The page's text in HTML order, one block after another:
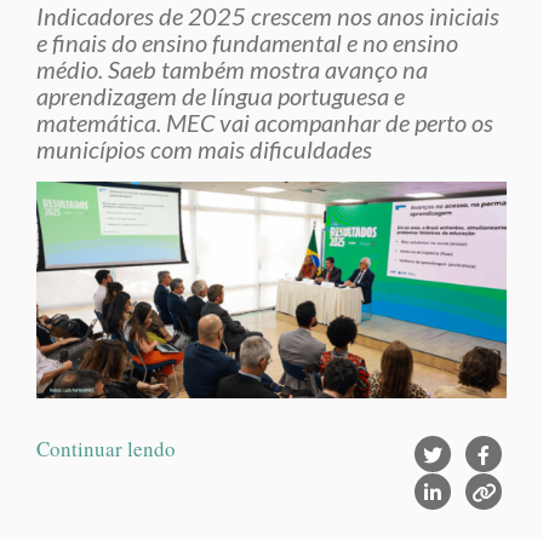
Indicadores de 2025 crescem nos anos iniciais
e finais do ensino fundamental e no ensino
médio. Saeb também mostra avanço na
aprendizagem de língua portuguesa e
matemática. MEC vai acompanhar de perto os
municípios com mais dificuldades
Continuar lendo